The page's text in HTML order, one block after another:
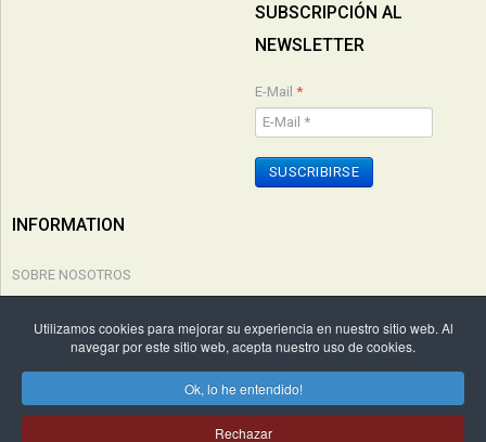
SUBSCRIPCIÓN AL
NEWSLETTER
E-Mail *
SUSCRIBIRSE
INFORMATION
SOBRE NOSOTROS
CONDICIONES COMPRA
Copyright © 2026 Edicions Cal·lígraf. Todos los derechos reservados. by
Utilizamos cookies para mejorar su experiencia en nuestro sitio web. Al
navegar por este sitio web, acepta nuestro uso de cookies.
Ok, lo he entendido!
Rechazar